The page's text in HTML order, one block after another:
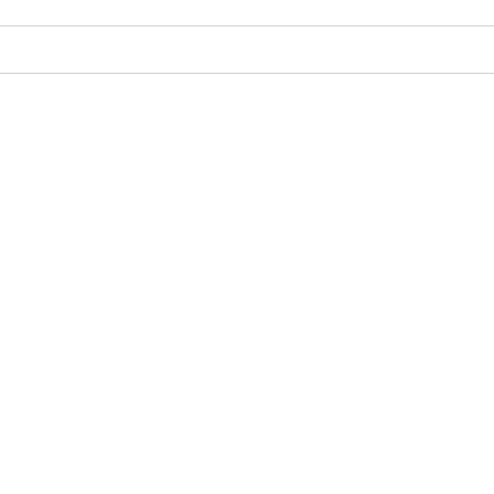
260 Notice: Trying to get property of non-object in
on line 260 0